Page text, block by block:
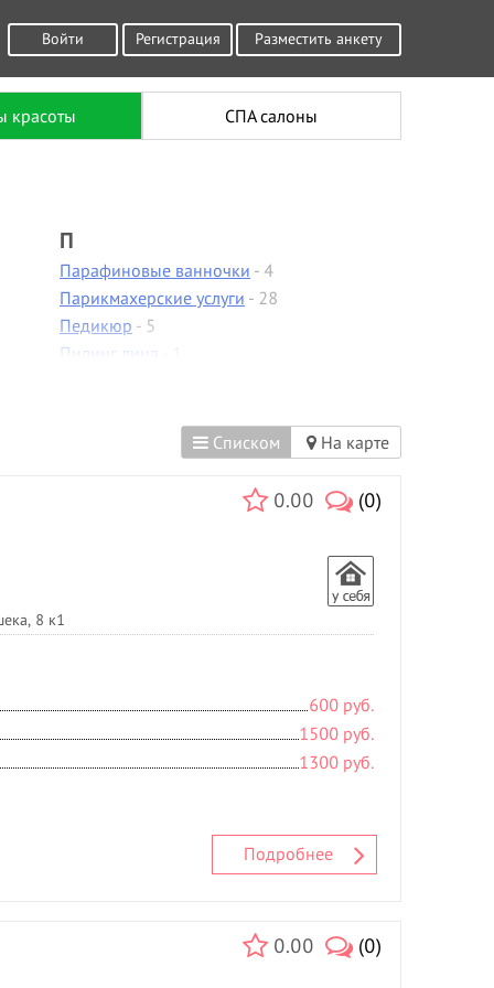
Разместить анкету
Войти Регистрация
красоты СПА салоны
П
Парафиновые ванночки - 4
Парикмахерские услуги - 28
Педикюр - 5
Пилинг лица
Т
Увеличение губ
Ф
Фитнесс массаж
Списком На карте
0.00 (0)
8 к1
600 руб.
1500 руб.
1300 руб.
Подробнее
0.00 (0)